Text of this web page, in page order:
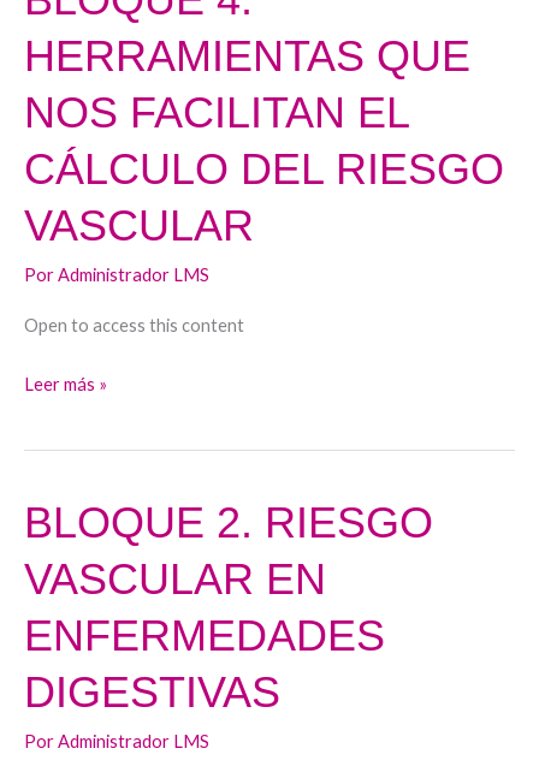
HERRAMIENTAS QUE
NOS FACILITAN EL
CÁLCULO DEL RIESGO
VASCULAR
PorAdministrador LMS
Open to access this content
4.
HERRAMIENTAS
NOS
FACILITAN
EL
CÁLCULO
DEL
RIESGO
Leer más »
BLOQUE 2. RIESGO
VASCULAR EN
ENFERMEDADES
DIGESTIVAS
PorAdministrador LMS
BLOQUE
2.
RIESGO
EN
DIGESTIVAS